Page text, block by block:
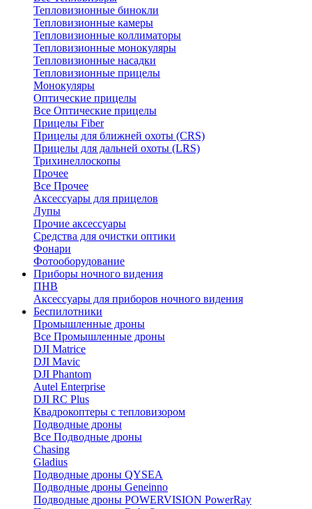
Тепловизионные бинокли
Тепловизионные камеры
Тепловизионные коллиматоры
Тепловизионные монокуляры
Тепловизионные насадки
Тепловизионные прицелы
Монокуляры
Оптические прицелы
Все Оптические прицелы
Прицелы Fiber
Прицелы для ближней охоты (CRS)
Прицелы для дальней охоты (LRS)
Трихинеллоскопы
Прочее
Все Прочее
Аксессуары для прицелов
Лупы
Прочие аксессуары
Средства для очистки оптики
Фонари
Фотооборудование
Приборы ночного видения
ПНВ
Аксессуары для приборов ночного видения
Беспилотники
Промышленные дроны
Все Промышленные дроны
DJI Matrice
DJI Mavic
DJI Phantom
Autel Enterprise
DJI RC Plus
Квадрокоптеры с тепловизором
Подводные дроны
Все Подводные дроны
Chasing
Gladius
Подводные дроны QYSEA
Подводные дроны Geneinno
Подводные дроны POWERVISION PowerRay